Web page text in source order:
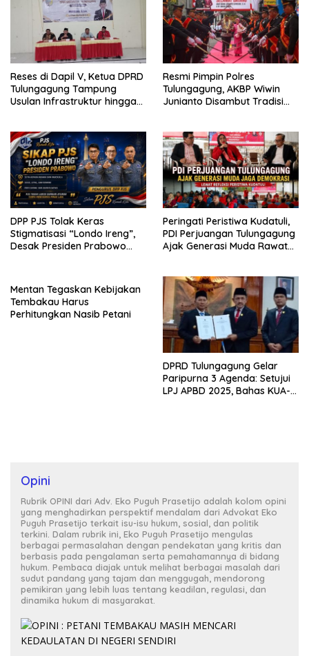
Reses di Dapil V, Ketua DPRD
Tulungagung Tampung
Usulan Infrastruktur hingga
Resmi Pimpin Polres
Tulungagung, AKBP Wiwin
Junianto Disambut Tradisi
DPP PJS Tolak Keras
Stigmatisasi “Londo Ireng”,
Desak Presiden Prabowo
Peringati Peristiwa Kudatuli,
PDI Perjuangan Tulungagung
Ajak Generasi Muda Rawat
Mentan Tegaskan Kebijakan
Tembakau Harus
Perhitungkan Nasib Petani
DPRD Tulungagung Gelar
Paripurna 3 Agenda: Setujui
LPJ APBD 2025, Bahas KUA-
Opini
Rubrik OPINI dari Adv. Eko Puguh Prasetijo adalah kolom opini
yang menghadirkan perspektif mendalam dari Advokat Eko
Puguh Prasetijo terkait isu-isu hukum, sosial, dan politik
terkini. Dalam rubrik ini, Eko Puguh Prasetijo mengulas
berbagai permasalahan dengan pendekatan yang kritis dan
berbasis pada pengalaman serta pemahamannya di bidang
hukum. Pembaca diajak untuk melihat berbagai masalah dari
sudut pandang yang tajam dan menggugah, mendorong
pemikiran yang lebih luas tentang keadilan, regulasi, dan
dinamika hukum di masyarakat.